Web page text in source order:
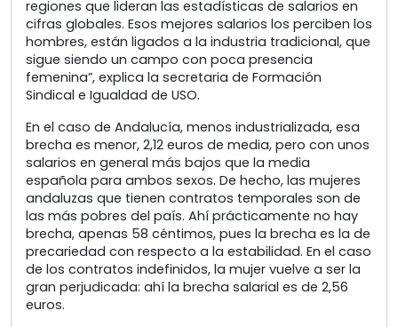
regiones que lideran las estadísticas de salarios en
cifras globales. Esos mejores salarios los perciben los
hombres, están ligados a la industria tradicional, que
sigue siendo un campo con poca presencia
femenina”, explica la secretaria de Formación
Sindical e Igualdad de USO.
En el caso de Andalucía, menos industrializada, esa
brecha es menor, 2,12 euros de media, pero con unos
salarios en general más bajos que la media
española para ambos sexos. De hecho, las mujeres
andaluzas que tienen contratos temporales son de
las más pobres del país. Ahí prácticamente no hay
brecha, apenas 58 céntimos, pues la brecha es la de
precariedad con respecto a la estabilidad. En el caso
de los contratos indefinidos, la mujer vuelve a ser la
gran perjudicada: ahí la brecha salarial es de 2,56
euros.